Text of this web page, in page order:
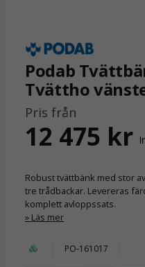
Podab
Tvättho
Pris från
12 475 kr
Robust tvättbänk med stor
tre trådbackar. Levereras
komplett avloppssats.
Läs mer
PO-161017